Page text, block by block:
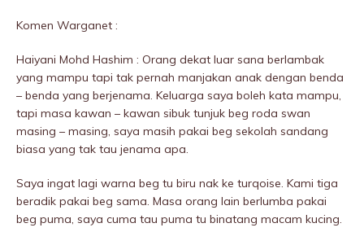
Komen Warganet :
Haiyani Mohd Hashim : Orang dekat luar sana berlambak
yang mampu tapi tak pernah manjakan anak dengan benda
– benda yang berjenama. Keluarga saya boleh kata mampu,
tapi masa kawan – kawan sibuk tunjuk beg roda swan
masing – masing, saya masih pakai beg sekolah sandang
biasa yang tak tau jenama apa.
Saya ingat lagi warna beg tu biru nak ke turqoise. Kami tiga
beradik pakai beg sama. Masa orang lain berlumba pakai
beg puma, saya cuma tau puma tu binatang macam kucing.